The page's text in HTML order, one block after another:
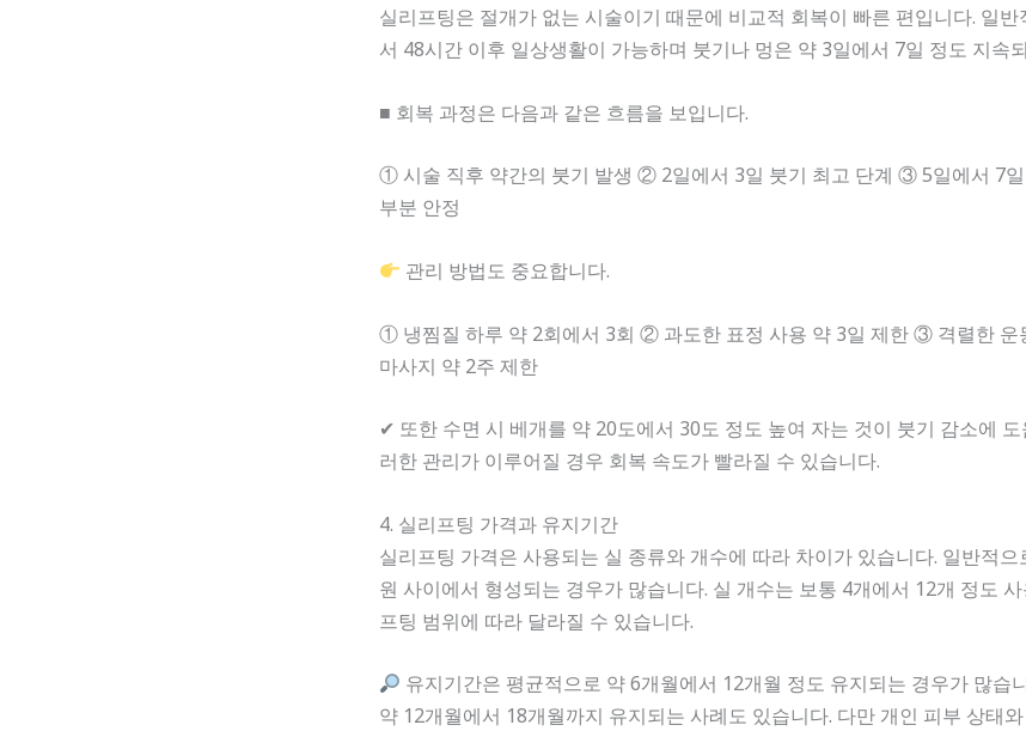
실리프팅은 절개가 없는 시술이기 때문에 비교적 회복이 빠른 편입니다. 일
서 48시간 이후 일상생활이 가능하며 붓기나 멍은 약 3일에서 7일 정도 지속
■ 회복 과정은 다음과 같은 흐름을 보입니다.
① 시술 직후 약간의 붓기 발생 ② 2일에서 3일 붓기 최고 단계 ③ 5일에서 7
부분 안정
관리 방법도 중요합니다.
① 냉찜질 하루 약 2회에서 3회 ② 과도한 표정 사용 약 3일 제한 ③ 격렬한
마사지 약 2주 제한
✔ 또한 수면 시 베개를 약 20도에서 30도 정도 높여 자는 것이 붓기 감소에
러한 관리가 이루어질 경우 회복 속도가 빨라질 수 있습니다.
4. 실리프팅 가격과 유지기간
실리프팅 가격은 사용되는 실 종류와 개수에 따라 차이가 있습니다. 일반적
원 사이에서 형성되는 경우가 많습니다. 실 개수는 보통 4개에서 12개 정도
프팅 범위에 따라 달라질 수 있습니다.
유지기간은 평균적으로 약 6개월에서 12개월 정도 유지되는 경우가 많습
약 12개월에서 18개월까지 유지되는 사례도 있습니다. 다만 개인 피부 상태